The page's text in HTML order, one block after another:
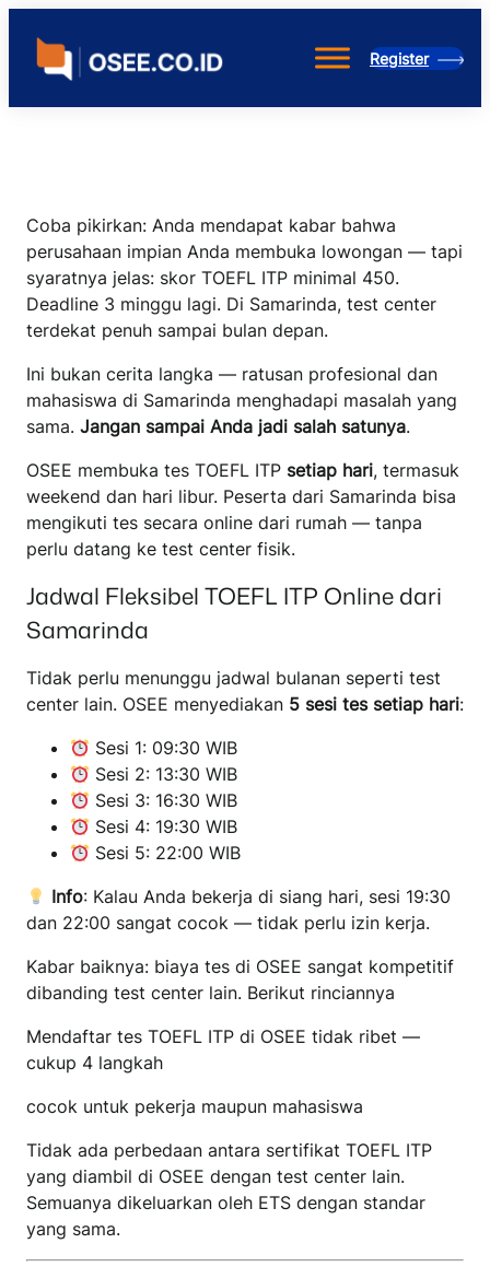
content
Register
Coba pikirkan: Anda mendapat kabar bahwa
perusahaan impian Anda membuka lowongan — tapi
syaratnya jelas: skor TOEFL ITP minimal 450.
Deadline 3 minggu lagi. Di Samarinda, test center
terdekat penuh sampai bulan depan.
Ini bukan cerita langka — ratusan profesional dan
mahasiswa di Samarinda menghadapi masalah yang
sama. Jangan sampai Anda jadi salah satunya.
OSEE membuka tes TOEFL ITP setiap hari, termasuk
weekend dan hari libur. Peserta dari Samarinda bisa
mengikuti tes secara online dari rumah — tanpa
perlu datang ke test center fisik.
Jadwal Fleksibel TOEFL ITP Online dari
Samarinda
Tidak perlu menunggu jadwal bulanan seperti test
center lain. OSEE menyediakan 5 sesi tes setiap hari:
Sesi 1: 09:30 WIB
Sesi 2: 13:30 WIB
Sesi 3: 16:30 WIB
Sesi 4: 19:30 WIB
Sesi 5: 22:00 WIB
Info: Kalau Anda bekerja di siang hari, sesi 19:30
dan 22:00 sangat cocok — tidak perlu izin kerja.
Kabar baiknya: biaya tes di OSEE sangat kompetitif
dibanding test center lain. Berikut rinciannya
Mendaftar tes TOEFL ITP di OSEE tidak ribet —
cukup 4 langkah
cocok untuk pekerja maupun mahasiswa
Tidak ada perbedaan antara sertifikat TOEFL ITP
yang diambil di OSEE dengan test center lain.
Semuanya dikeluarkan oleh ETS dengan standar
yang sama.